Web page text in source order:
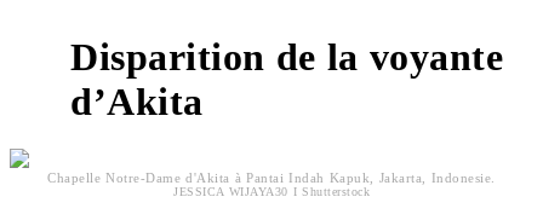
Disparition de la voyante
d’Akita
Chapelle Notre-Dame d'Akita à Pantai Indah Kapuk, Jakarta, Indonesie.
JESSICA WIJAYA30 I Shutterstock